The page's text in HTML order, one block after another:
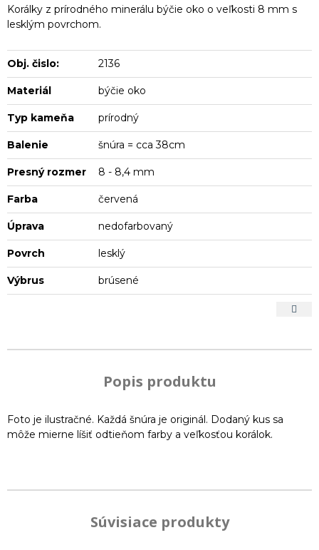
Korálky z prírodného minerálu býčie oko o veľkosti 8 mm s
lesklým povrchom.
Obj. čislo: 2136
Materiál býčie oko
Typ kameňa prírodný
Balenie šnúra = cca 38cm
Presný rozmer 8 - 8,4 mm
Farba červená
Úprava nedofarbovaný
Povrch lesklý
Výbrus brúsené
Popis produktu
Foto je ilustračné. Každá šnúra je originál. Dodaný kus sa
môže mierne líšiť odtieňom farby a veľkosťou korálok.
Súvisiace produkty